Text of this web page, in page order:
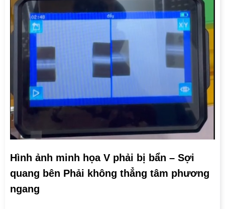
Hình ảnh minh họa V phải bị bẩn – Sợi
quang bên Phải không thẳng tâm phương
ngang